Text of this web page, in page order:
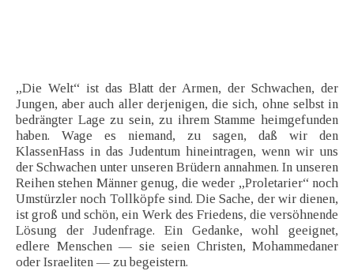
„Die Welt“ ist das Blatt der Armen, der Schwachen, der
Jungen, aber auch aller derjenigen, die sich, ohne selbst in
bedrängter Lage zu sein, zu ihrem Stamme heimgefunden
haben. Wage es niemand, zu sagen, daß wir den
KlassenHass in das Judentum hineintragen, wenn wir uns
der Schwachen unter unseren Brüdern annahmen. In unseren
Reihen stehen Männer genug, die weder „Proletarier“ noch
Umstürzler noch Tollköpfe sind. Die Sache, der wir dienen,
ist groß und schön, ein Werk des Friedens, die versöhnende
Lösung der Judenfrage. Ein Gedanke, wohl geeignet,
edlere Menschen — sie seien Christen, Mohammedaner
oder Israeliten — zu begeistern.